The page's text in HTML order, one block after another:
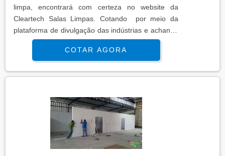
limpa, encontrará com certeza no website da
Cleartech Salas Limpas. Cotando por meio da
plataforma de divulgação das indústrias e achando
a líder do segmento.MAIS INFORMAÇÕES
INTERESSANTES SOBRE SERVIÇOS DE SALA
LIMPASe alguém pesquisar Serviços de sala limpa
segura , chega até a Cleartech Salas Limpas. Com
escadas pré moldadas de concreto pre...
COTAR AGORA